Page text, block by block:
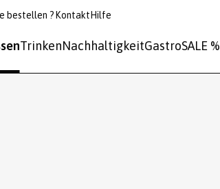
bestellen ? Kontakt Hilfe
TrinkenNachhaltigkeitGastroSALE %